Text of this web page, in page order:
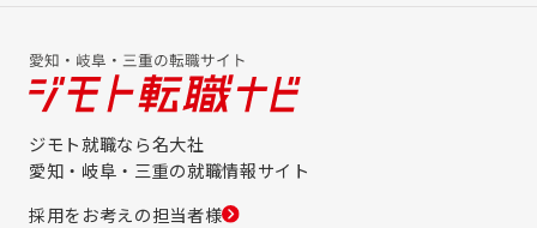
ジモト就職なら名大社
愛知・岐阜・三重の就職情報サイト
採用をお考えの担当者様